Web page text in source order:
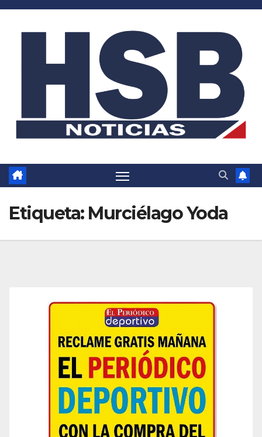
Saltar
Etiqueta: Murciélago Yoda